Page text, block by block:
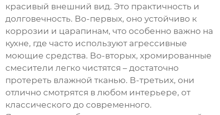
красивый внешний вид. Это практичность и
долговечность. Во-первых, оно устойчиво к
коррозии и царапинам, что особенно важно на
кухне, где часто используют агрессивные
моющие средства. Во-вторых, хромированные
смесители легко чистятся – достаточно
протереть влажной тканью. В-третьих, они
отлично смотрятся в любом интерьере, от
классического до современного.